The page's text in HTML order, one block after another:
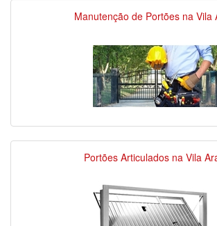
Manutenção de Portões na Vila
Portões Articulados na Vila